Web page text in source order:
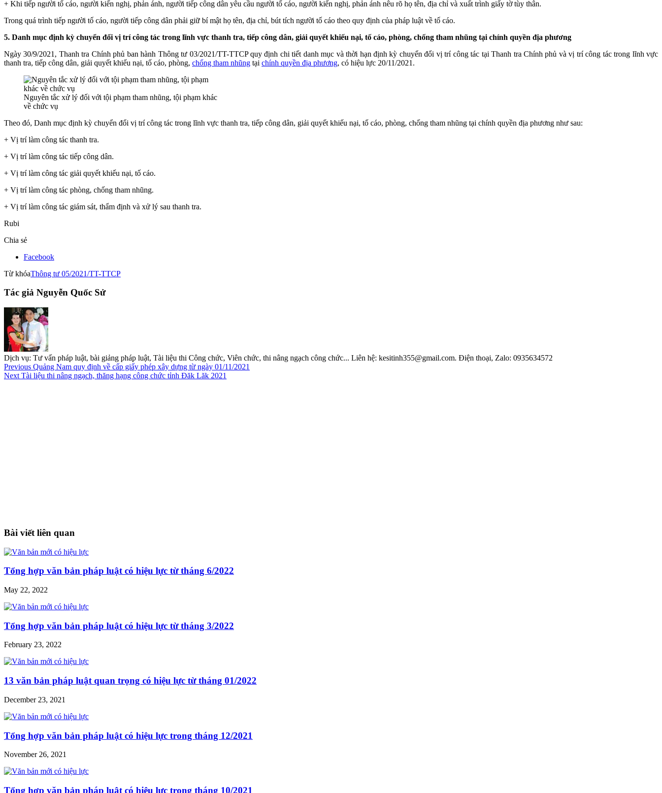
+ Khi tiếp người tố cáo, người kiến nghị, phản ánh, người tiếp công dân yêu cầu người tố cáo, người kiến nghị, phản ánh nêu rõ họ tên, địa chỉ và xuất trình giấy tờ tùy thân.
Trong quá trình tiếp người tố cáo, người tiếp công dân phải giữ bí mật họ tên, địa chỉ, bút tích người tố cáo theo quy định của pháp luật về tố cáo.
5. Danh mục định kỳ chuyển đổi vị trí công tác trong lĩnh vực thanh tra, tiếp công dân, giải quyết khiếu nại, tố cáo, phòng, chống tham nhũng tại chính quyền địa phương
Ngày 30/9/2021, Thanh tra Chính phủ ban hành Thông tư 03/2021/TT-TTCP quy định chi tiết danh mục và thời hạn định kỳ chuyển đổi vị trí công tác tại Thanh tra Chính phủ và vị trí công tác trong lĩnh vực
thanh tra, tiếp công dân, giải quyết khiếu nại, tố cáo, phòng, chống tham nhũng tại chính quyền địa phương, có hiệu lực 20/11/2021.
Nguyên tắc xử lý đối với tội phạm tham nhũng, tội phạm khác
về chức vụ
Theo đó, Danh mục định kỳ chuyển đổi vị trí công tác trong lĩnh vực thanh tra, tiếp công dân, giải quyết khiếu nại, tố cáo, phòng, chống tham nhũng tại chính quyền địa phương như sau:
+ Vị trí làm công tác thanh tra.
+ Vị trí làm công tác tiếp công dân.
+ Vị trí làm công tác giải quyết khiếu nại, tố cáo.
+ Vị trí làm công tác phòng, chống tham nhũng.
+ Vị trí làm công tác giám sát, thẩm định và xử lý sau thanh tra.
Rubi
Chia sẻ
Facebook
Từ khóaThông tư 05/2021/TT-TTCP
Tác giả Nguyễn Quốc Sử
Dịch vụ: Tư vấn pháp luật, bài giảng pháp luật, Tài liệu thi Công chức, Viên chức, thi nâng ngạch công chức... Liên hệ: kesitinh355@gmail.com. Điện thoại, Zalo: 0935634572
Previous Quảng Nam quy định về cấp giấy phép xây dựng từ ngày 01/11/2021
Next Tài liệu thi nâng ngạch, thăng hạng công chức tỉnh Đăk Lăk 2021
Bài viết liên quan
Tổng hợp văn bản pháp luật có hiệu lực từ tháng 6/2022
May 22, 2022
Tổng hợp văn bản pháp luật có hiệu lực từ tháng 3/2022
February 23, 2022
13 văn bản pháp luật quan trọng có hiệu lực từ tháng 01/2022
December 23, 2021
Tổng hợp văn bản pháp luật có hiệu lực trong tháng 12/2021
November 26, 2021
Tổng hợp văn bản pháp luật có hiệu lực trong tháng 10/2021